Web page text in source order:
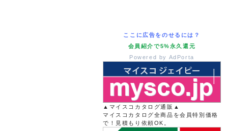
ここに広告をのせるには？
会員紹介で5%永久還元
Powered by AdPorta
▲マイスコカタログ通販▲
マイスコカタログ全商品を会員特別価格
で！見積もり依頼OK。